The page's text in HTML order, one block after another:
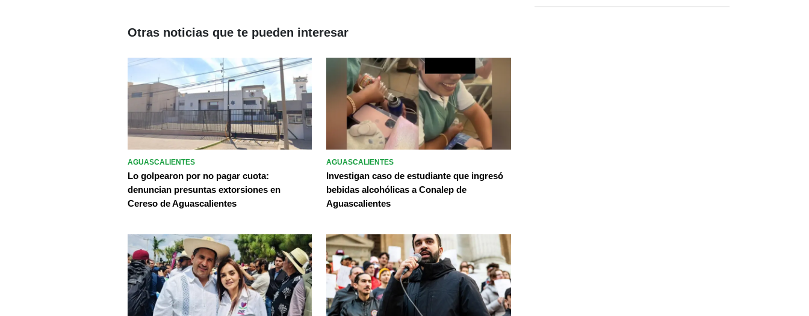
Otras noticias que te pueden interesar
AGUASCALIENTES
Lo golpearon por no pagar cuota:
denuncian presuntas extorsiones en
Cereso de Aguascalientes
AGUASCALIENTES
Investigan caso de estudiante que ingresó
bebidas alcohólicas a Conalep de
Aguascalientes